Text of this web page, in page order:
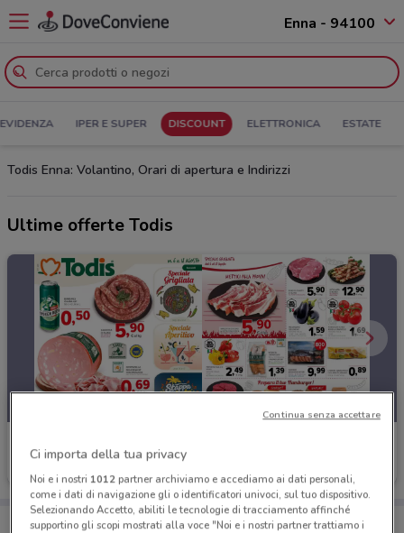
Enna - 94100
IPER E SUPER DISCOUNT ELETTRONICA ESTATE
Todis Enna: Volantino, Orari di apertura e Indirizzi
Ultime offerte Todis
Porta DoveConviene sempre con te!
Ci importa della tua privacy
Noi e i nostri 1012partner archiviamo e accediamo ai dati personali,
come i dati di navigazione gli o identificatori univoci, sul tuo dispositivo.
Selezionando Accetto, abiliti le tecnologie di tracciamento affinché
supportino gli scopi mostrati alla voce "Noi e i nostri partner trattiamo i
Continua senza accettare